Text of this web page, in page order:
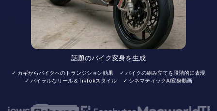
話題のバイク変身を生成
✓ カギからバイクへのトランジション効果
✓ バイクの組み立てを段階的に表現
✓ バイラルなリール＆TikTokスタイル
✓ シネマティックAI変身動画